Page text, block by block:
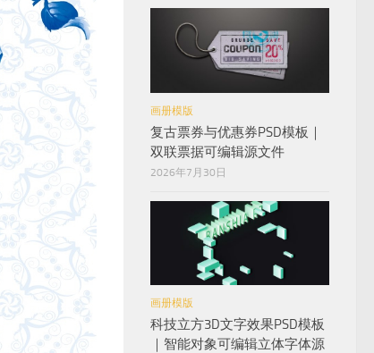
画册模版
复古票券与优惠券PSD模板｜
双联票据可编辑源文件
2026年7月30日
画册模版
科技立方3D文字效果PSD模板
｜智能对象可编辑立体字体源